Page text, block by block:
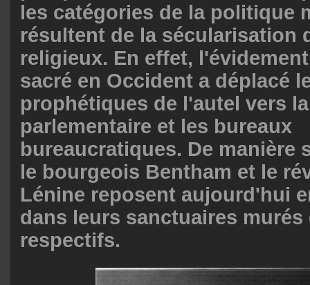
les catégories de la politique
résultent de la sécularisation
religieux. En effet,
sacré en Occident a déplacé
prophétiques de l'autel vers
parlementaire et les bureaux
bureaucratiques. De manière
le bourgeois Bentham et le
Lénine reposent aujourd'hui
dans leurs sanctuaires murés
respectifs.